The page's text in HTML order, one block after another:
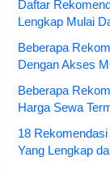
Daftar
Lengkap Mulai
Beberapa
Dengan Akses
Beberapa
Harga Sewa
18
Yang Lengkap